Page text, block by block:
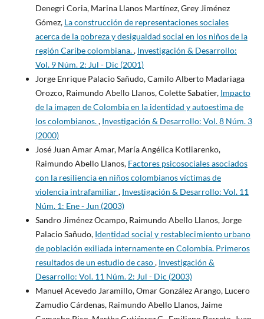
Denegri Coria, Marina Llanos Martínez, Grey Jiménez
Gómez, La construcción de representaciones sociales
acerca de la pobreza y desigualdad social en los niños de la
región Caribe colombiana., Investigación & Desarrollo:
Vol. 9 Núm. 2: Jul - Dic (2001)
Jorge Enrique Palacio Sañudo, Camilo Alberto Madariaga
Orozco, Raimundo Abello Llanos, Colette Sabatier, Impacto
de la imagen de Colombia en la identidad y autoestima de
los colombianos., Investigación & Desarrollo: Vol. 8 Núm. 3
(2000)
José Juan Amar Amar, María Angélica Kotliarenko,
Raimundo Abello Llanos, Factores psicosociales asociados
con la resiliencia en niños colombianos víctimas de
violencia intrafamiliar, Investigación & Desarrollo: Vol. 11
Núm. 1: Ene - Jun (2003)
Sandro Jiménez Ocampo, Raimundo Abello Llanos, Jorge
Palacio Sañudo, Identidad social y restablecimiento urbano
de población exiliada internamente en Colombia. Primeros
resultados de un estudio de caso, Investigación &
Desarrollo: Vol. 11 Núm. 2: Jul - Dic (2003)
Manuel Acevedo Jaramillo, Omar González Arango, Lucero
Zamudio Cárdenas, Raimundo Abello Llanos, Jaime